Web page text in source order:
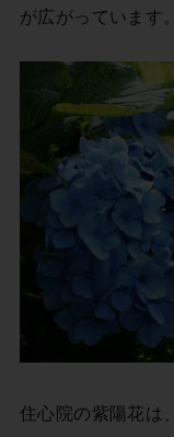
が広がっています。
住心院の紫陽花は